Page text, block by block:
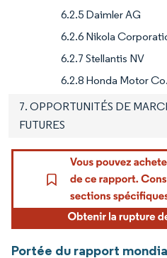
6.2.5 Daimler AG
6.2.6 Nikola
6.2.7 Stellantis NV
6.2.8 Honda Motor
7. OPPORTUNITÉS DE
FUTURES
Portée du rapport